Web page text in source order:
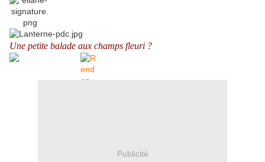
Une petite balade aux champs fleuri ?
Publicité